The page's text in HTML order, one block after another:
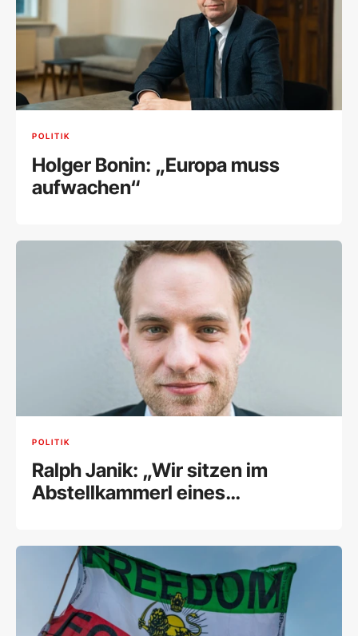
POLITIK
Holger Bonin: „Europa muss
aufwachen“
POLITIK
Ralph Janik: „Wir sitzen im
Abstellkammerl eines